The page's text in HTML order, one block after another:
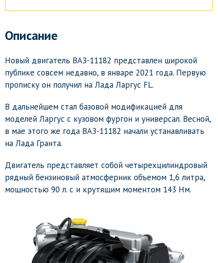
Описание
Новый двигатель ВАЗ-11182 представлен широкой
публике совсем недавно, в январе 2021 года. Первую
прописку он получил на Лада Ларгус FL.
В дальнейшем стал базовой модификацией для
моделей Ларгус с кузовом фургон и универсал. Весной,
в мае этого же года ВАЗ-11182 начали устанавливать
на Лада Гранта.
Двигатель представляет собой четырехцилиндровый
рядный бензиновый атмосферник объемом 1,6 литра,
мощностью 90 л. с и крутящим моментом 143 Нм.